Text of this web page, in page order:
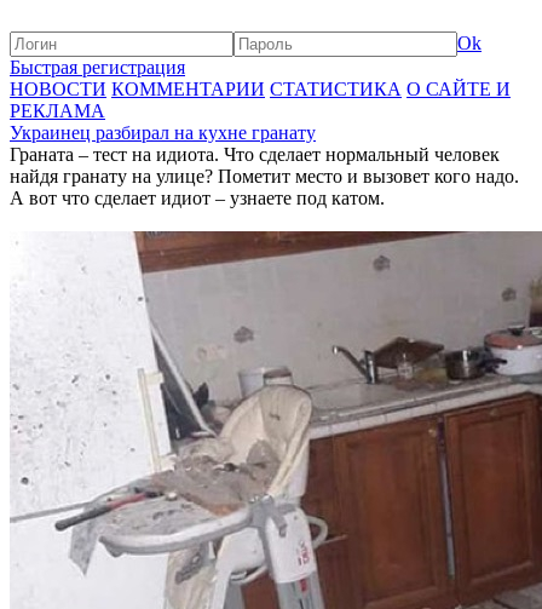
Ok
Быстрая регистрация
НОВОСТИ КОММЕНТАРИИ СТАТИСТИКА О САЙТЕ И
РЕКЛАМА
Украинец разбирал на кухне гранату
Граната – тест на идиота. Что сделает нормальный человек
найдя гранату на улице? Пометит место и вызовет кого надо.
А вот что сделает идиот – узнаете под катом.